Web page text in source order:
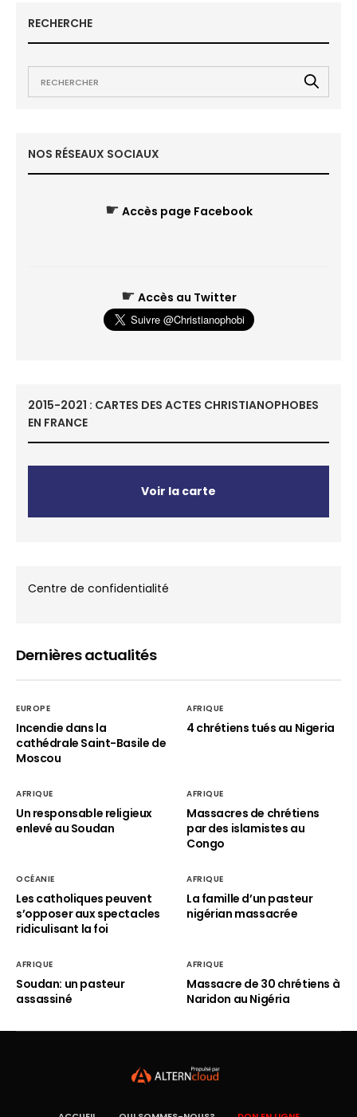
RECHERCHE
NOS RÉSEAUX SOCIAUX
☛ Accès page Facebook
☛ Accès au Twitter
2015-2021 : CARTES DES ACTES CHRISTIANOPHOBES
EN FRANCE
Voir la carte
Centre de confidentialité
Dernières actualités
EUROPE
Incendie dans la
cathédrale Saint-Basile de
Moscou
AFRIQUE
4 chrétiens tués au Nigeria
AFRIQUE
Un responsable religieux
enlevé au Soudan
AFRIQUE
Massacres de chrétiens
par des islamistes au
Congo
OCÉANIE
Les catholiques peuvent
s’opposer aux spectacles
ridiculisant la foi
AFRIQUE
La famille d’un pasteur
nigérian massacrée
AFRIQUE
Soudan: un pasteur
assassiné
AFRIQUE
Massacre de 30 chrétiens à
Naridon au Nigéria